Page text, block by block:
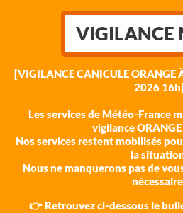
VIGILANCE
[VIGILANCE CANICULE ORANGE
2026 16h]
Les services de Météo-France
vigilance
Nos services restent mobilisés
la
Nous ne manquerons pas de
👉 Retrouvez ci-dessous le